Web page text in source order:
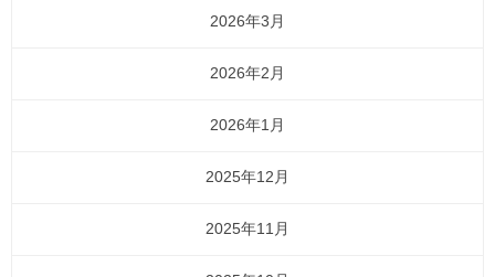
2026年3月
2026年2月
2026年1月
2025年12月
2025年11月